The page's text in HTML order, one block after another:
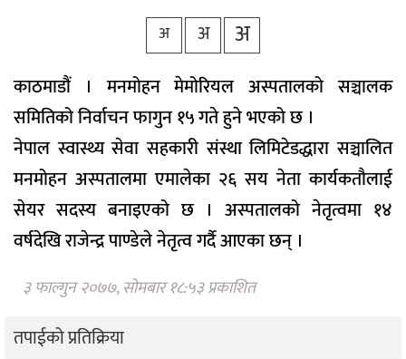
भिडियो
अ अ अ
काठमाडौं । मनमोहन मेमोरियल अस्पतालको सञ्चालक
समितिको निर्वाचन फागुन १५ गते हुने भएको छ ।
नेपाल स्वास्थ्य सेवा सहकारी संस्था लिमिटेडद्धारा सञ्चालित
मनमोहन अस्पतालमा एमालेका २६ सय नेता कार्यकतौलाई
सेयर सदस्य बनाइएको छ । अस्पतालको नेतृत्वमा १४
वर्षदेखि राजेन्द्र पाण्डेले नेतृत्व गर्दै आएका छन् ।
३ फाल्गुन २०७७, सोमबार १८:५३ प्रकाशित
तपाईको प्रतिक्रिया